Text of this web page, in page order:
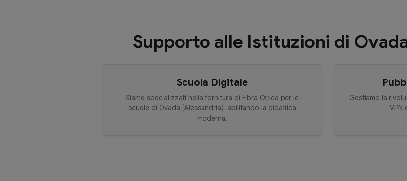
Supporto alle Istituzioni di
Scuola Digitale
Siamo specializzati nella fornitura di Fibra Ottica per le
scuole di Ovada (Alessandria), abilitando la didattica
moderna.
Gestiamo la
VPN